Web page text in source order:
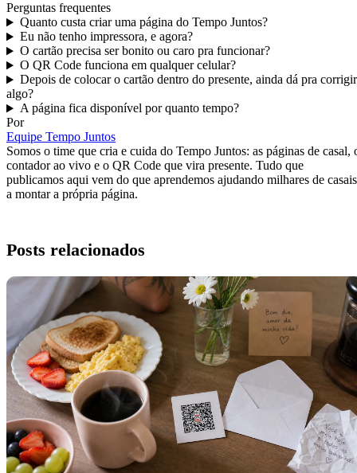
Perguntas frequentes
Quanto custa criar uma página do Tempo Juntos?
Eu não tenho impressora, e agora?
O cartão precisa ser bonito ou caro pra funcionar?
O QR Code funciona em qualquer celular?
Depois de colocar o cartão dentro do presente, ainda dá pra corrigir
algo?
A página fica disponível por quanto tempo?
Por
Equipe Tempo Juntos
Somos o time que cria e cuida do Tempo Juntos: as páginas de casal,
contador ao vivo e o QR Code que vira presente. Tudo que
publicamos aqui vem do que aprendemos ajudando milhares de casais
a montar a própria página.
Posts relacionados